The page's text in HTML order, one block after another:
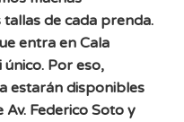
de cada prenda.
entra en Cala
Por eso,
estarán disponibles
Av. Federico Soto y